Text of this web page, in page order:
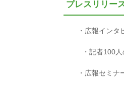
プレスリリー
広報インタ
記者100人
広報セミナ